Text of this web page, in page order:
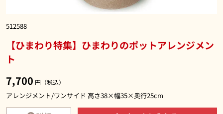
512588
【ひまわり特集】ひまわりのポットアレンジメン
ト
7,700 円（税込）
アレンジメント/ワンサイド 高さ38×幅35×奥行25cm